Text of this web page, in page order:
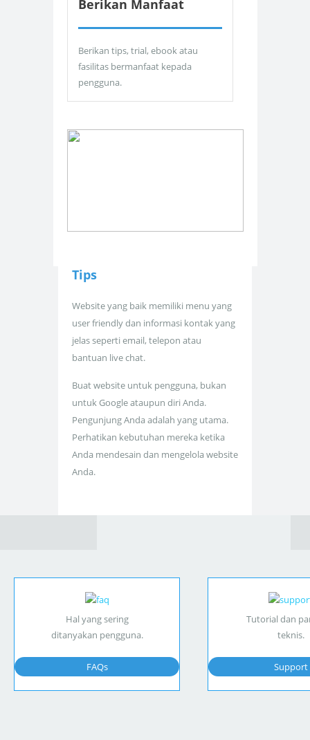
Berikan Manfaat
Berikan tips, trial, ebook atau
fasilitas bermanfaat kepada
pengguna.
Tips
Website yang baik memiliki menu yang
user friendly dan informasi kontak yang
jelas seperti email, telepon atau
bantuan live chat.
Buat website untuk pengguna, bukan
untuk Google ataupun diri Anda.
Pengunjung Anda adalah yang utama.
Perhatikan kebutuhan mereka ketika
Anda mendesain dan mengelola website
Anda.
Hal yang sering
ditanyakan pengguna.
FAQs
Tutorial dan
teknis.
Support